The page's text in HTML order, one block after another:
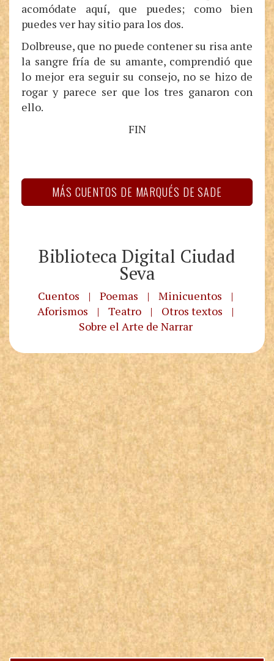
acomódate aquí, que puedes; como bien
puedes ver hay sitio para los dos.
Dolbreuse, que no puede contener su risa ante
la sangre fría de su amante, comprendió que
lo mejor era seguir su consejo, no se hizo de
rogar y parece ser que los tres ganaron con
ello.
FIN
MÁS CUENTOS DE MARQUÉS DE SADE
Biblioteca Digital Ciudad
Seva
Cuentos | Poemas | Minicuentos
|
Aforismos
| Teatro | Otros textos
|
Sobre el Arte de Narrar